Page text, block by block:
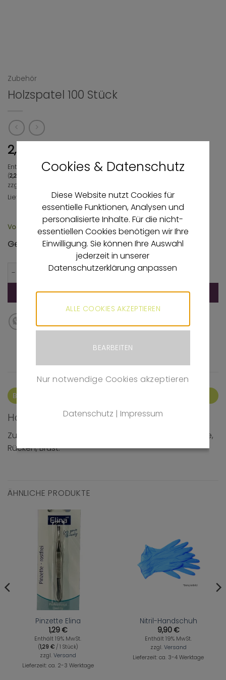
Zubehör
Holzspatel 100 Stück
2,25
Enthält 19% MwSt.
(2,25
zzgl.
Lieferzeit: ca. 3-4 Werktage
Vorrätig
Gesamtsumme 2,25 €
Holzspatel 100 Stück Menge
IN DEN WARENKORB
BESCHREIBUNG
Holzspatel
Zum Auftragen von Wax für große Flächen wie Beine,
Rücken, Brust.
ÄHNLICHE PRODUKTE
Pinzette Elina
1,29 €
Enthält 19% MwSt.
(1,29 €/ 1 Stück)
zzgl. Versand
Lieferzeit: ca. 2-3 Werktage
Nitril-Handschuh
9,90 €
Enthält 19% MwSt.
zzgl. Versand
Lieferzeit: ca. 3-4 Werktage
Cookies & Datenschutz
Diese Website nutzt Cookies für
essentielle Funktionen, Analysen und
personalisierte Inhalte. Für die nicht-
essentiellen Cookies benötigen wir Ihre
Einwilligung. Sie können Ihre Auswahl
jederzeit in unserer
Datenschutzerklärung anpassen
ALLE COOKIES AKZEPTIEREN
BEARBEITEN
Nur notwendige Cookies akzeptieren
Datenschutz | Impressum